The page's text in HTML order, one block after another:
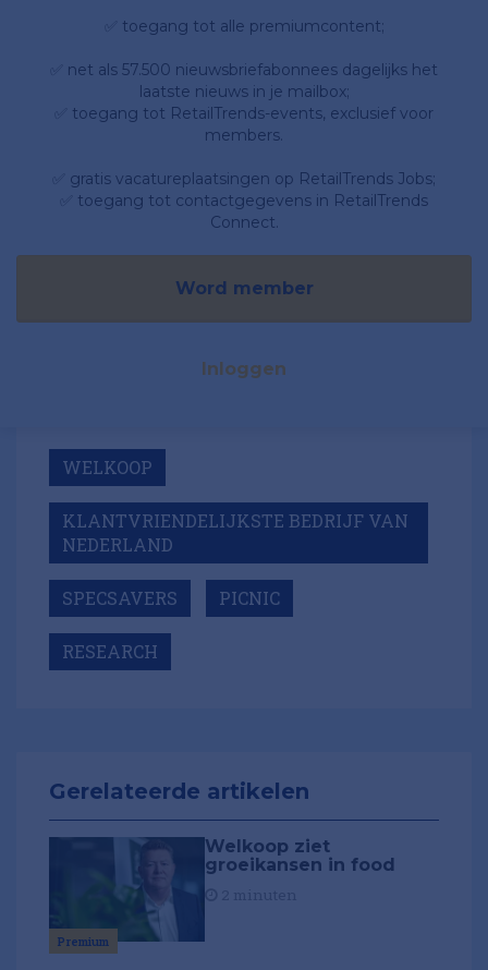
✅ toegang tot alle premiumcontent;
✅ net als 57.500 nieuwsbriefabonnees dagelijks het
laatste nieuws in je mailbox;
✅ toegang tot RetailTrends-events, exclusief voor
members.
✅ gratis vacatureplaatsingen op RetailTrends Jobs;
✅ toegang tot contactgegevens in RetailTrends
Connect.
Word member
Inloggen
WELKOOP
KLANTVRIENDELIJKSTE BEDRIJF VAN
NEDERLAND
SPECSAVERS PICNIC
RESEARCH
Gerelateerde artikelen
Premium
Welkoop ziet
groeikansen in food